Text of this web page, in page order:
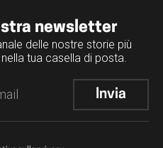
newsletter
delle nostre storie più
tua casella di posta.